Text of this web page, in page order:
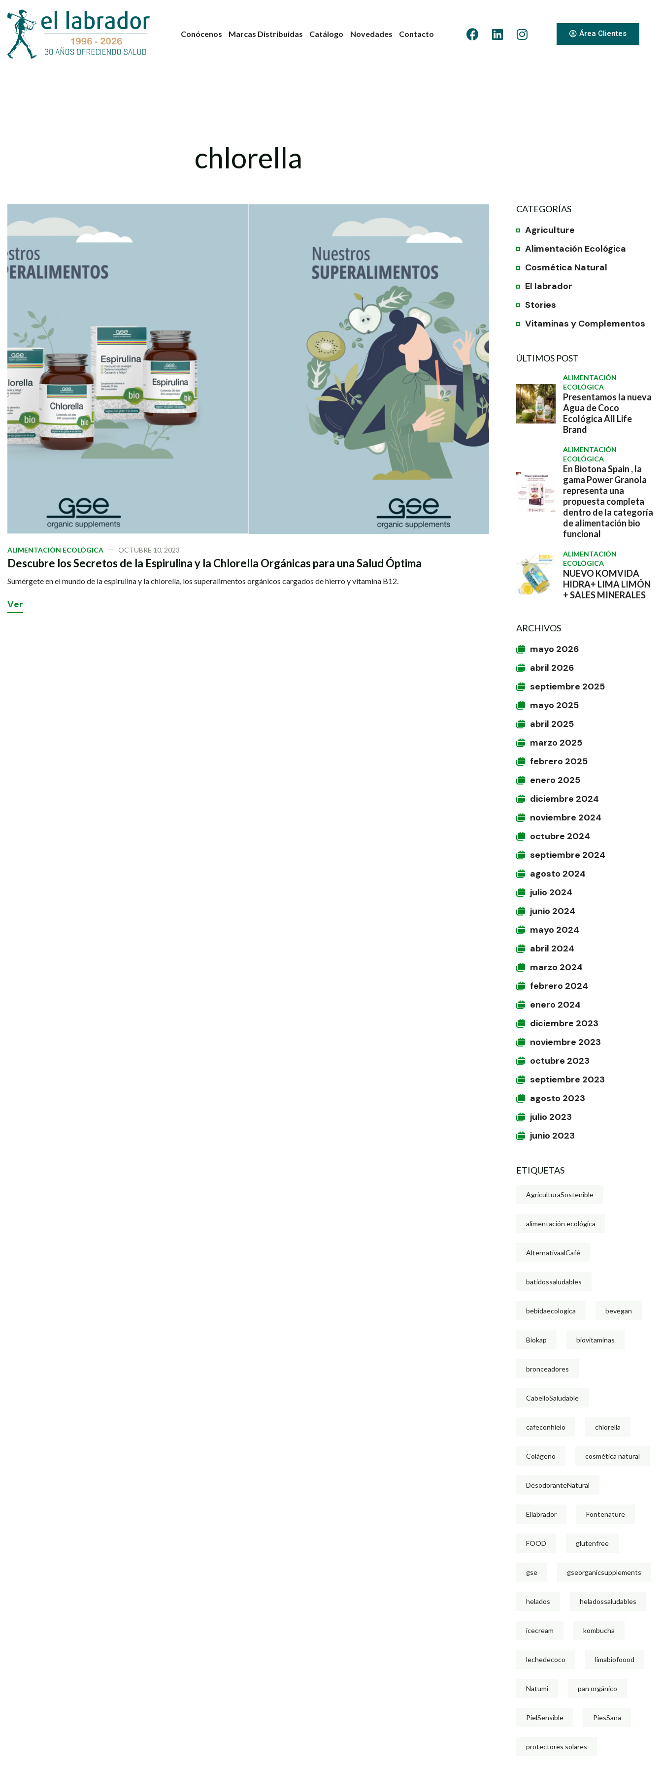
Conócenos Marcas Distribuidas Catálogo Novedades Contacto Área Clientes
chlorella
ALIMENTACIÓN ECOLÓGICA OCTUBRE 10, 2023
Descubre los Secretos de la Espirulina y la Chlorella Orgánicas para una Salud Óptima
Sumérgete en el mundo de la espirulina y la chlorella, los superalimentos orgánicos cargados de hierro y vitamina B12.
Ver
CATEGORÍAS
Agriculture
Alimentación Ecológica
Cosmética Natural
El labrador
Stories
Vitaminas y Complementos
ÚLTIMOS POST
ALIMENTACIÓN
ECOLÓGICA
Presentamos la nueva
Agua de Coco
Ecológica All Life
Brand
ALIMENTACIÓN
ECOLÓGICA
En Biotona Spain , la
gama Power Granola
representa una
propuesta completa
dentro de la categoría
de alimentación bio
funcional
ALIMENTACIÓN
ECOLÓGICA
NUEVO KOMVIDA
HIDRA+ LIMA LIMÓN
+ SALES MINERALES
ARCHIVOS
mayo 2026
abril 2026
septiembre 2025
mayo 2025
abril 2025
marzo 2025
febrero 2025
enero 2025
diciembre 2024
noviembre 2024
octubre 2024
septiembre 2024
agosto 2024
julio 2024
junio 2024
mayo 2024
abril 2024
marzo 2024
febrero 2024
enero 2024
diciembre 2023
noviembre 2023
octubre 2023
septiembre 2023
agosto 2023
julio 2023
junio 2023
ETIQUETAS
AgriculturaSostenible
alimentación ecológica
AlternativaalCafé
batidossaludables
bebidaecologica bevegan
Biokap biovitaminas
bronceadores
CabelloSaludable
cafeconhielo chlorella
Colágeno cosmética natural
DesodoranteNatural
Ellabrador Fontenature
FOOD glutenfree
gse gseorganicsupplements
helados heladossaludables
icecream kombucha
lechedecoco limabiofoood
Natumi pan orgánico
PielSensible PiesSana
protectores solares